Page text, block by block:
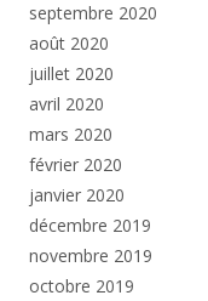
septembre 2020
août 2020
juillet 2020
avril 2020
mars 2020
février 2020
janvier 2020
décembre 2019
novembre 2019
octobre 2019